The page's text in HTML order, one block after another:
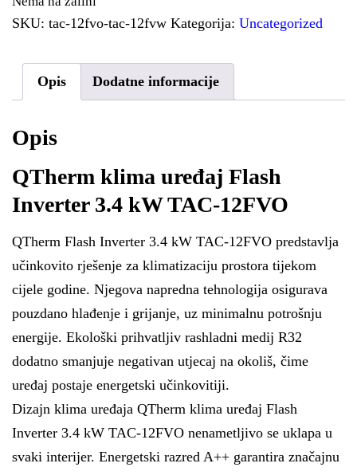
SKU: tac-12fvo-tac-12fvw Kategorija: Uncategorized
Opis Dodatne informacije
Opis
QTherm klima uređaj Flash
Inverter 3.4 kW TAC-12FVO
QTherm Flash Inverter 3.4 kW TAC-12FVO predstavlja
učinkovito rješenje za klimatizaciju prostora tijekom
cijele godine. Njegova napredna tehnologija osigurava
pouzdano hlađenje i grijanje, uz minimalnu potrošnju
energije. Ekološki prihvatljiv rashladni medij R32
dodatno smanjuje negativan utjecaj na okoliš, čime
uređaj postaje energetski učinkovitiji.
Dizajn klima uređaja QTherm klima uređaj Flash
Inverter 3.4 kW TAC-12FVO nenametljivo se uklapa u
svaki interijer. Energetski razred A++ garantira značajnu